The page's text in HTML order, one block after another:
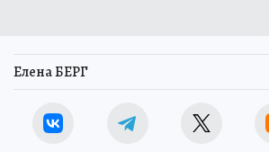
Елена БЕРГ